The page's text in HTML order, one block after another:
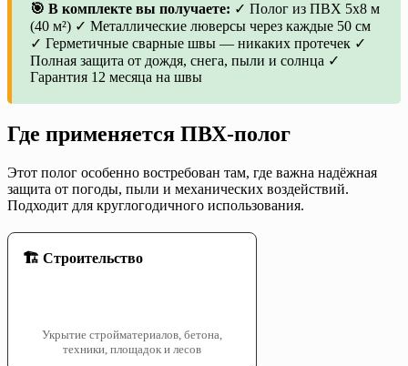
🎯 В комплекте вы получаете: ✓ Полог из ПВХ 5х8 м
(40 м²) ✓ Металлические люверсы через каждые 50 см
✓ Герметичные сварные швы — никаких протечек ✓
Полная защита от дождя, снега, пыли и солнца ✓
Гарантия 12 месяца на швы
Где применяется ПВХ-полог
Этот полог особенно востребован там, где важна надёжная
защита от погоды, пыли и механических воздействий.
Подходит для круглогодичного использования.
🏗️ Строительство
Укрытие стройматериалов, бетона,
техники, площадок и лесов